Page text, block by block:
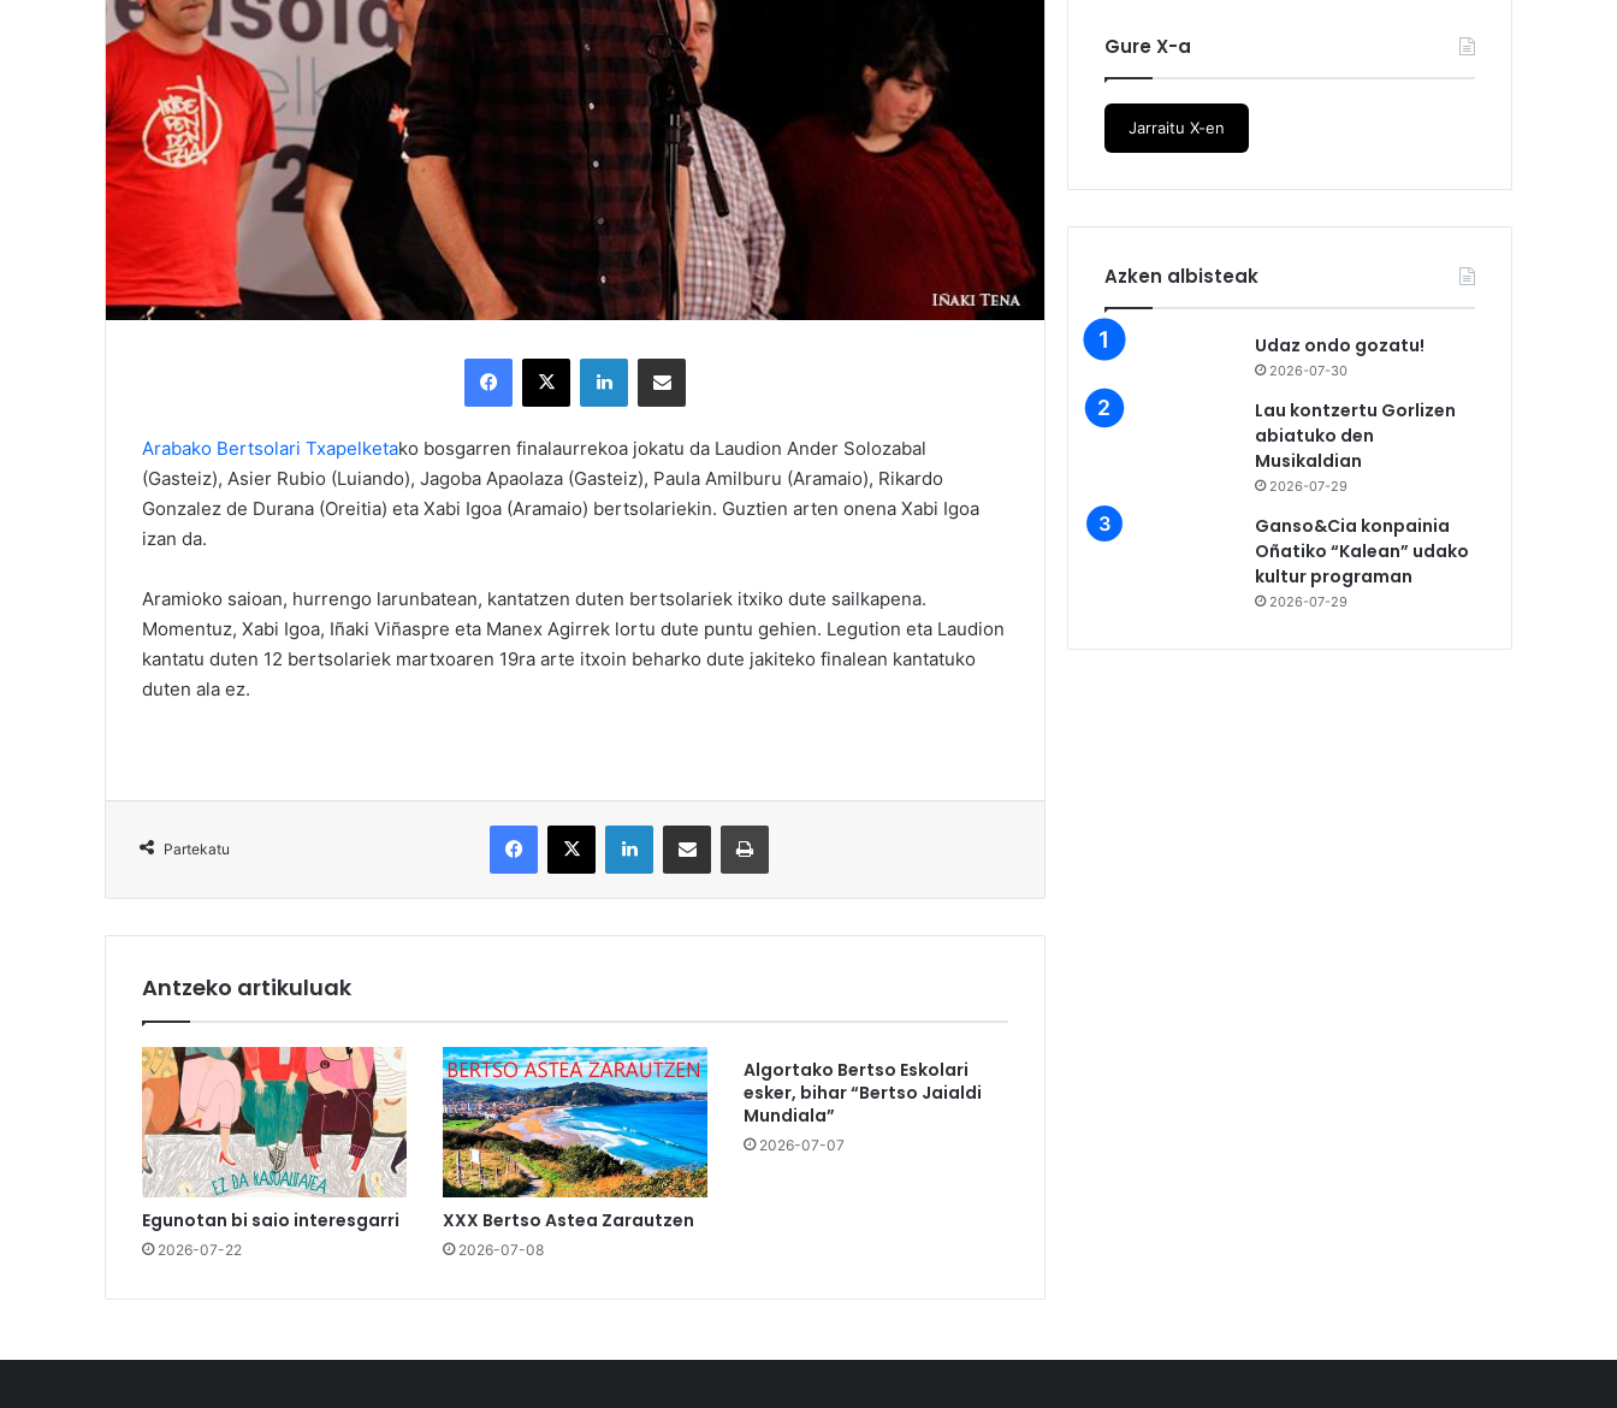
Arabako Bertsolari Txapelketako bosgarren finalaurrekoa jokatu da Laudion Ander Solozabal
(Gasteiz), Asier Rubio (Luiando), Jagoba Apaolaza (Gasteiz), Paula Amilburu (Aramaio), Rikardo
Gonzalez de Durana (Oreitia) eta Xabi Igoa (Aramaio) bertsolariekin. Guztien arten onena Xabi Igoa
izan da.
Aramioko saioan, hurrengo larunbatean, kantatzen duten bertsolariek itxiko dute sailkapena.
Momentuz, Xabi Igoa, Iñaki Viñaspre eta Manex Agirrek lortu dute puntu gehien. Legution eta Laudion
kantatu duten 12 bertsolariek martxoaren 19ra arte itxoin beharko dute jakiteko finalean kantatuko
duten ala ez.
Partekatu
Antzeko artikuluak
Egunotan bi saio interesgarri
2026-07-22
XXX Bertso Astea Zarautzen
2026-07-08
Algortako Bertso Eskolari
esker, bihar “Bertso Jaialdi
Mundiala”
2026-07-07
Gure X-a
Jarraitu X-en
Azken albisteak
Udaz ondo gozatu!
2026-07-30
Lau kontzertu Gorlizen
abiatuko den
Musikaldian
2026-07-29
Ganso&Cia konpainia
Oñatiko “Kalean” udako
kultur programan
2026-07-29